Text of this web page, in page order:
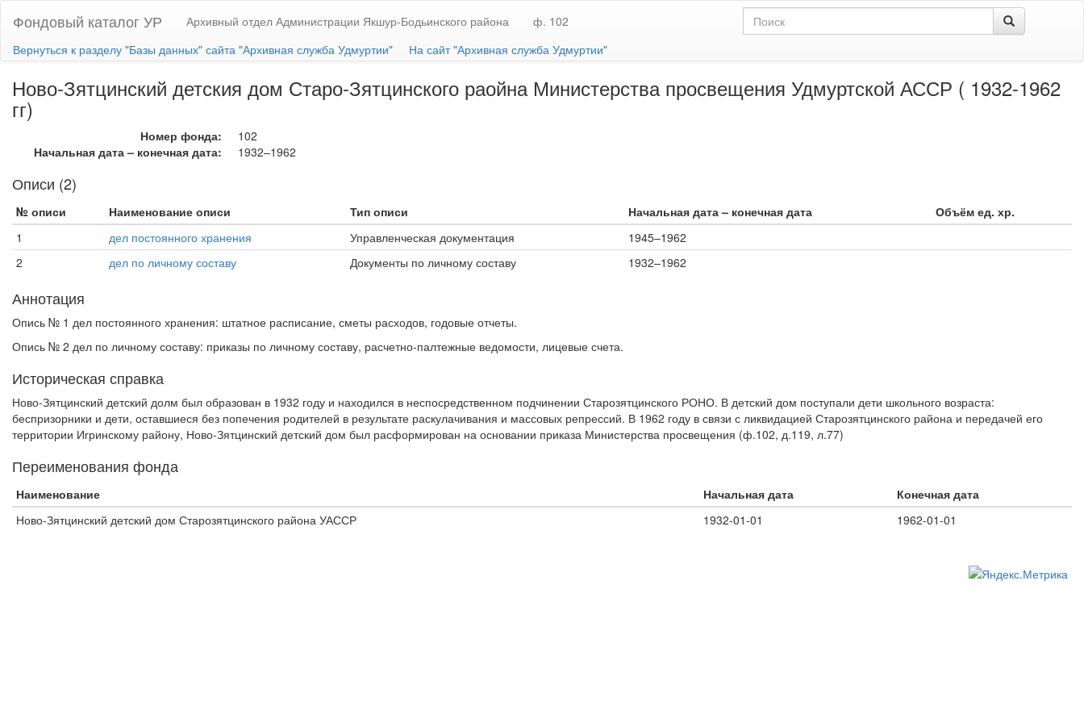
Фондовый каталог УР Архивный отдел Администрации Якшур-Бодьинского района
ф. 102
Вернуться к разделу "Базы данных" сайта "Архивная служба Удмуртии"
На сайт "Архивная служба Удмуртии"
Ново-Зятцинский детския дом Старо-Зятцинского раойна Министерства просвещения Удмуртской АССР ( 1932-1962
гг)
Номер фонда:
102
Начальная дата – конечная дата:
1932–1962
Описи (2)
№ описи Наименование описи Тип описи Начальная дата – конечная дата
Объём ед. хр.
1
дел постоянного хранения Управленческая документация
1945–1962
2
дел по личному составу Документы по личному составу 1932–1962
Аннотация
Опись № 1 дел постоянного хранения: штатное расписание, сметы расходов, годовые отчеты.
Опись № 2 дел по личному составу: приказы по личному составу, расчетно-палтежные ведомости, лицевые счета.
Историческая справка
Ново-Зятцинский детский долм был образован в 1932 году и находился в неспосредственном подчинении Старозятцинского РОНО. В детский дом поступали дети школьного возраста:
беспризорники и дети, оставшиеся без попечения родителей в результате раскулачивания и массовых репрессий. В 1962 году в связи с ликвидацией Старозятцинского района и передачей его
территории Игринскому району, Ново-Зятцинский детский дом был расформирован на основании приказа Министерства просвещения (ф.102, д.119, л.77)
Переименования фонда
Наименование Начальная дата
Конечная дата
Ново-Зятцинский детский дом Старозятцинского района УАССР
1932-01-01 1962-01-01